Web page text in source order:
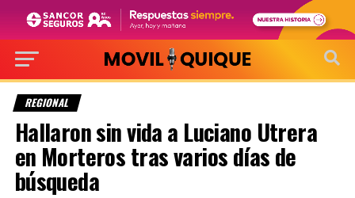
REGIONAL
Hallaron sin vida a Luciano Utrera
en Morteros tras varios días de
búsqueda